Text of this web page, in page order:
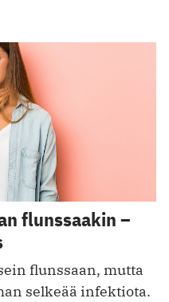
flunssaakin –
flunssaan, mutta
selkeää infektiota.